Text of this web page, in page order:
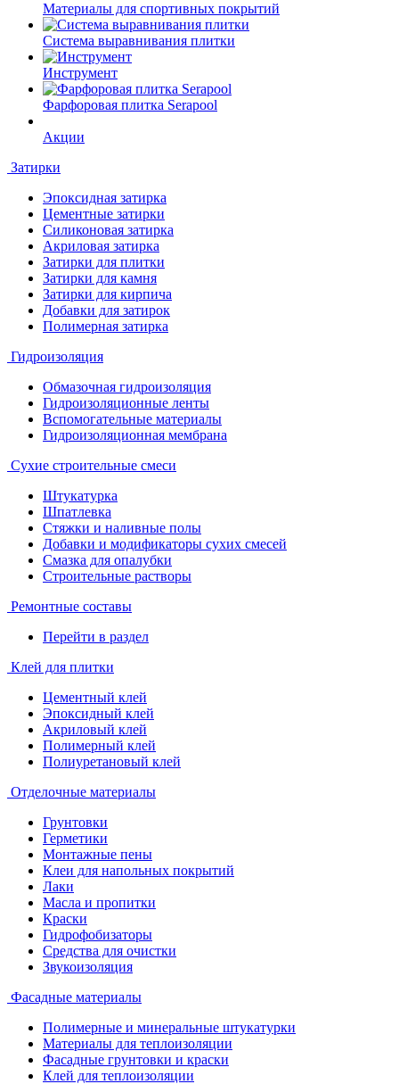
Материалы для спортивных покрытий
Система выравнивания плитки
Инструмент
Фарфоровая плитка Serapool
Акции
Затирки
Эпоксидная затирка
Цементные затирки
Силиконовая затирка
Акриловая затирка
Затирки для плитки
Затирки для камня
Затирки для кирпича
Добавки для затирок
Полимерная затирка
Гидроизоляция
Обмазочная гидроизоляция
Гидроизоляционные ленты
Вспомогательные материалы
Гидроизоляционная мембрана
Сухие строительные смеси
Штукатурка
Шпатлевка
Стяжки и наливные полы
Добавки и модификаторы сухих смесей
Смазка для опалубки
Строительные растворы
Ремонтные составы
Перейти в раздел
Клей для плитки
Цементный клей
Эпоксидный клей
Акриловый клей
Полимерный клей
Полиуретановый клей
Отделочные материалы
Грунтовки
Герметики
Монтажные пены
Клеи для напольных покрытий
Лаки
Масла и пропитки
Краски
Гидрофобизаторы
Средства для очистки
Звукоизоляция
Фасадные материалы
Полимерные и минеральные штукатурки
Материалы для теплоизоляции
Фасадные грунтовки и краски
Клей для теплоизоляции